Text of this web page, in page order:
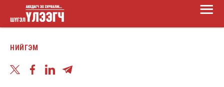
Skip
to
үлээгч
Main
Menu
НИЙГЭМ